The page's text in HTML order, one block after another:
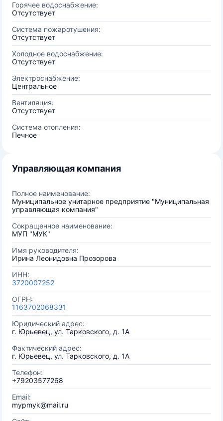
Горячее водоснабжение:
Отсутствует
Система пожаротушения:
Отсутствует
Холодное водоснабжение:
Отсутствует
Электроснабжение:
Центральное
Вентиляция:
Отсутствует
Система отопления:
Печное
Управляющая компания
Полное наименование:
Муниципальное унитарное предприятие "Муниципальная
управляющая компания"
Сокращенное наименование:
МУП "МУК"
Имя руководителя:
Ирина Леонидовна Прозорова
ИНН:
3720007252
ОГРН:
1163702068331
Юридический адрес:
г. Юрьевец, ул. Тарковского, д. 1А
Фактический адрес:
г. Юрьевец, ул. Тарковского, д. 1А
Телефон:
+79203577268
Email:
mypmyk@mail.ru